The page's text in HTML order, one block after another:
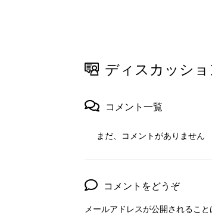
ディスカッショ
コメント一覧
まだ、コメントがありません
コメントをどうぞ
メールアドレスが公開されること